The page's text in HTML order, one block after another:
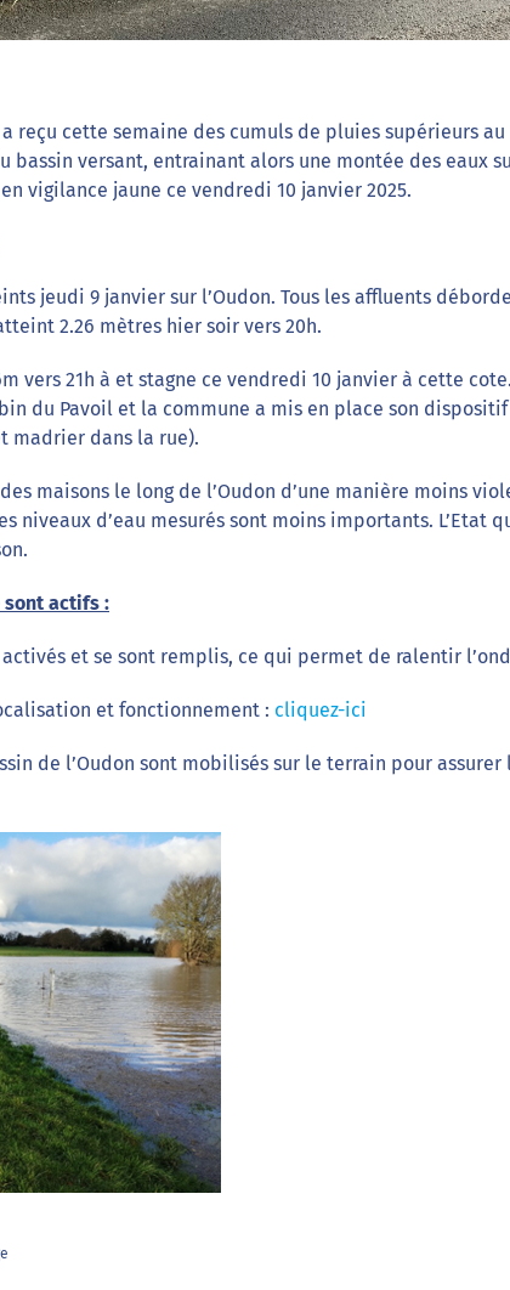
a reçu cette semaine des cumuls de pluies supérieurs
bassin versant, entrainant alors une montée des eaux
vigilance jaune ce vendredi 10 janvier 2025.
jeudi 9 janvier sur l’Oudon. Tous les affluents
2.26 mètres hier soir vers 20h.
vers 21h à et stagne ce vendredi 10 janvier à cette
du Pavoil et la commune a mis en place son
madrier dans la rue).
maisons le long de l’Oudon d’une manière moins
niveaux d’eau mesurés sont moins importants. L’Etat
sont actifs :
et se sont remplis, ce qui permet de ralentir
et fonctionnement : cliquez-ici
de l’Oudon sont mobilisés sur le terrain pour